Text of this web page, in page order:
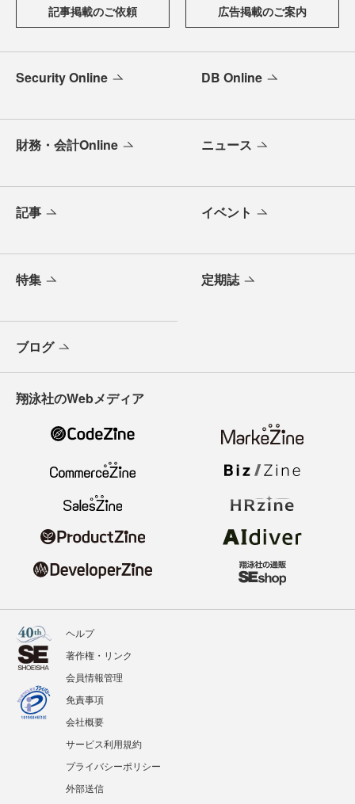
記事掲載のご依頼 広告掲載のご案内
Security Online DB Online
財務・会計Online ニュース
記事 イベント
特集 定期誌
ブログ
翔泳社のWebメディア
ヘルプ
著作権・リンク
会員情報管理
免責事項
会社概要
サービス利用規約
プライバシーポリシー
外部送信